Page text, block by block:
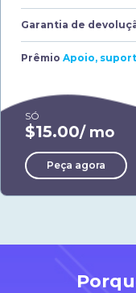
Garantia de
Prêmio Apoio,
SÓ
$15.00/ mo
Peça agora